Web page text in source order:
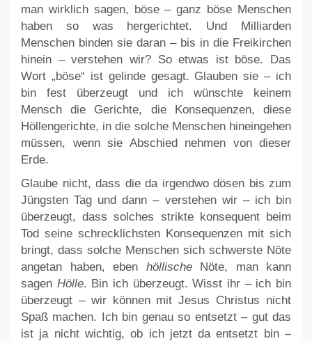
man wirklich sagen, böse – ganz böse Menschen
haben so was hergerichtet. Und Milliarden
Menschen binden sie daran – bis in die Freikirchen
hinein – verstehen wir? So etwas ist böse. Das
Wort „böse“ ist gelinde gesagt. Glauben sie – ich
bin fest überzeugt und ich wünschte keinem
Mensch die Gerichte, die Konsequenzen, diese
Höllengerichte, in die solche Menschen hineingehen
müssen, wenn sie Abschied nehmen von dieser
Erde.
Glaube nicht, dass die da irgendwo dösen bis zum
Jüngsten Tag und dann – verstehen wir – ich bin
überzeugt, dass solches strikte konsequent beim
Tod seine schrecklichsten Konsequenzen mit sich
bringt, dass solche Menschen sich schwerste Nöte
angetan haben, eben höllischeNöte, man kann
sagen Hölle. Bin ich überzeugt. Wisst ihr – ich bin
überzeugt – wir können mit Jesus Christus nicht
Spaß machen. Ich bin genau so entsetzt – gut das
ist ja nicht wichtig, ob ich jetzt da entsetzt bin –